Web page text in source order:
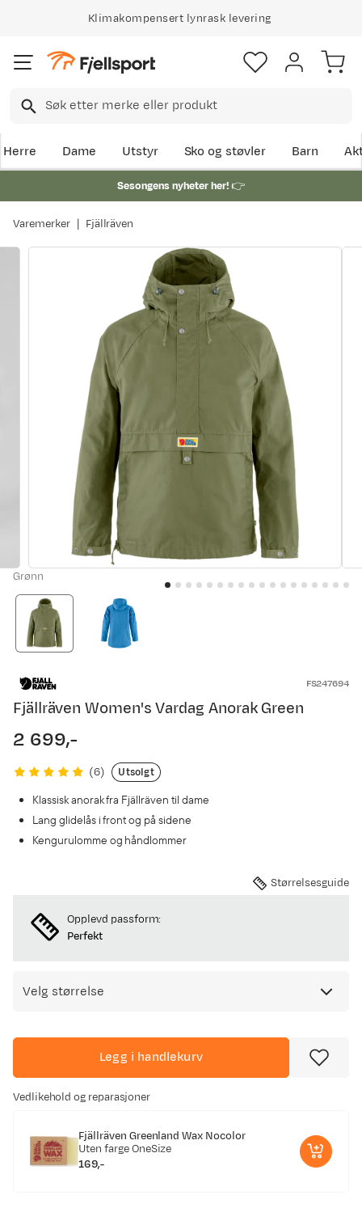
Klimakompensert lynrask levering
Herre Dame Utstyr Sko og støvler Barn
Sesongens nyheter her!👉
Varemerker Fjällräven
Grønn
FS247694
Fjällräven Women's Vardag Anorak Green
price
2 699,-
(6)
Utsolgt
Klassisk anorak fra Fjällräven til dame
Lang glidelås i front og på sidene
Kengurulomme og håndlommer
Størrelsesguide
Opplevd passform:
Perfekt
Velg størrelse
Legg i handlekurv
Vedlikehold og reparasjoner
Fjällräven Greenland Wax Nocolor
Uten fargeOneSize
price
169,-